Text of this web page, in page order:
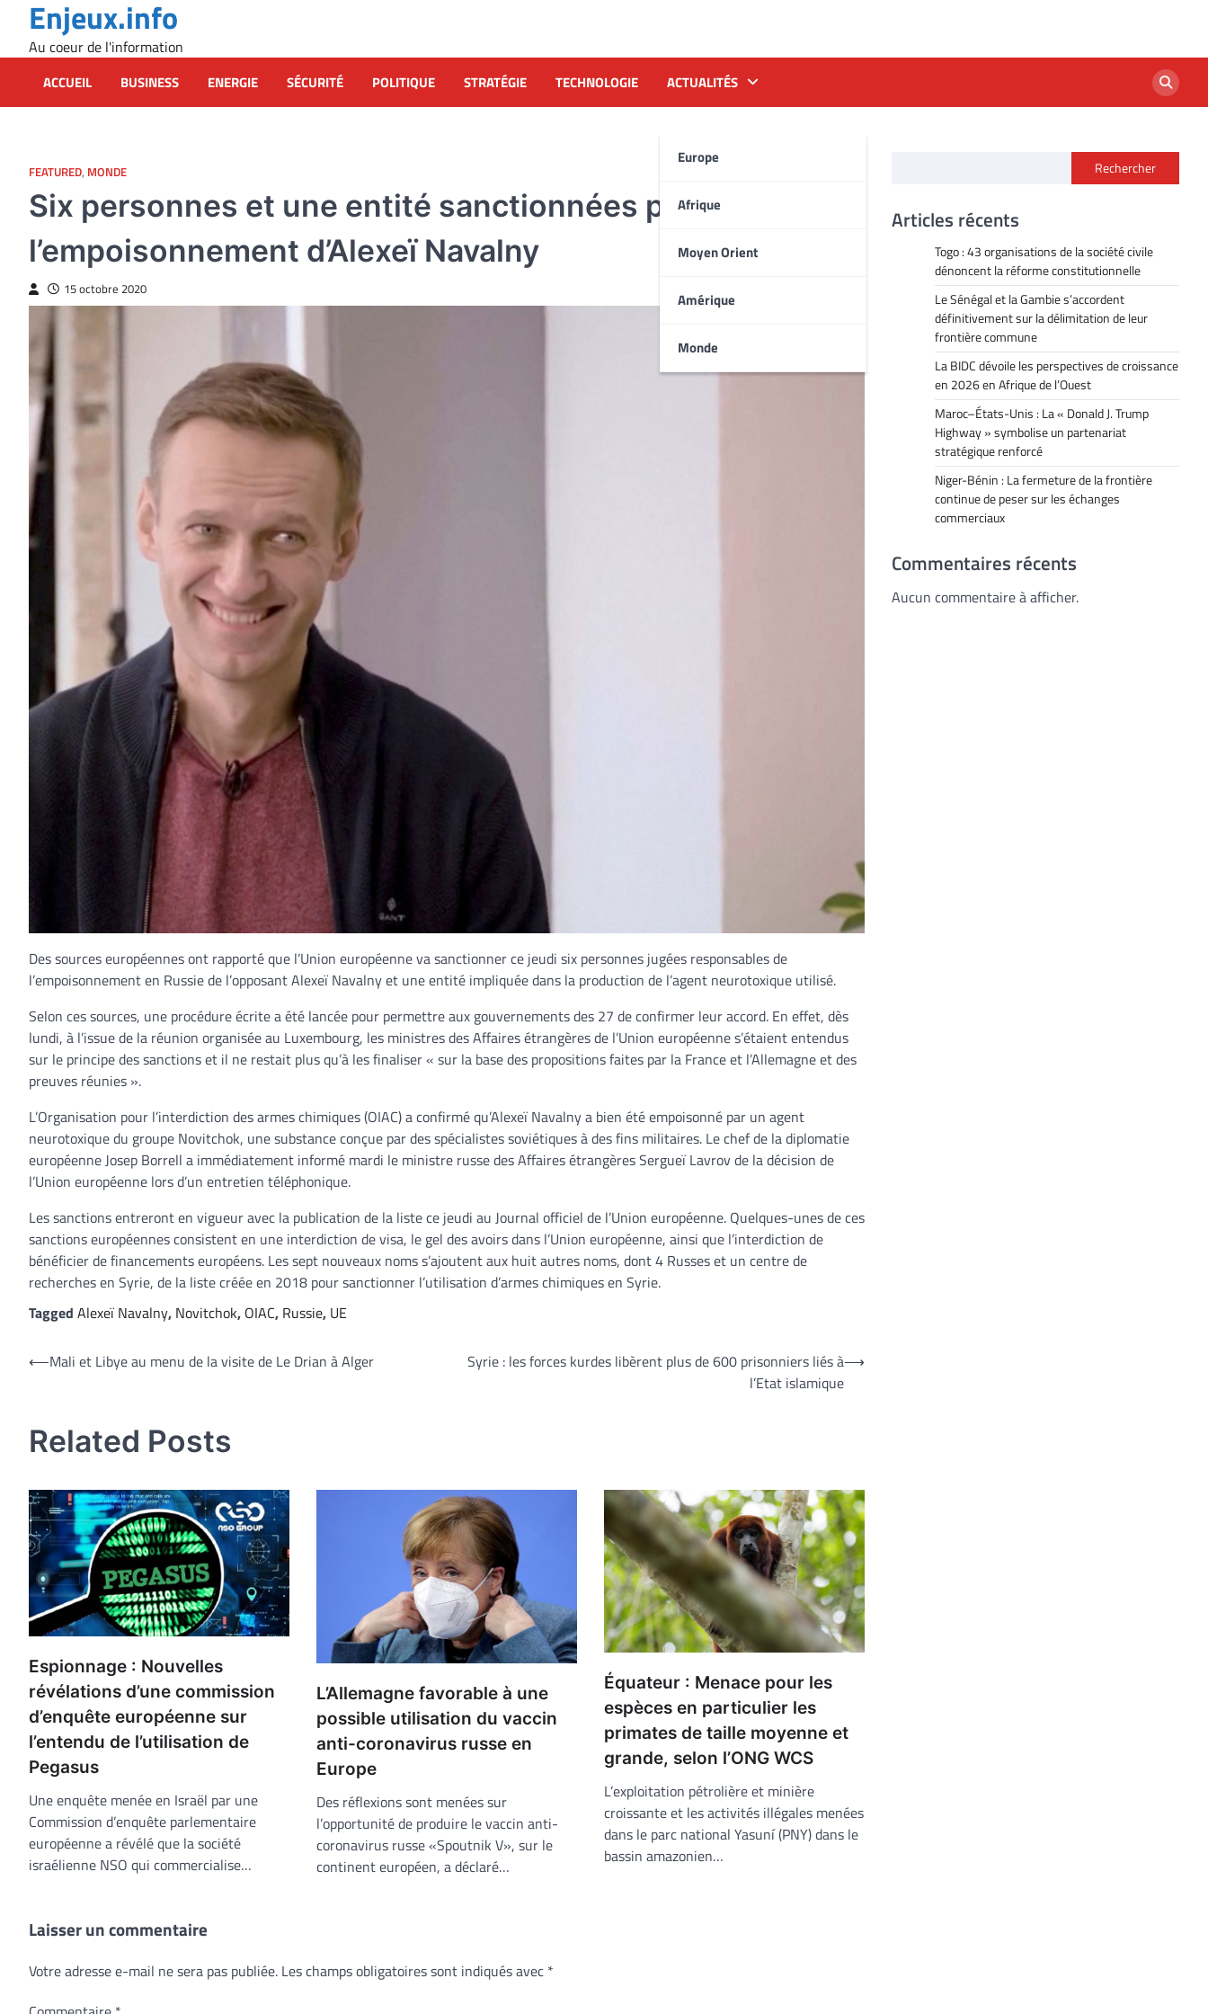
content
Enjeux.info
Au coeur de l'information
ACCUEIL BUSINESS ENERGIE SÉCURITÉ POLITIQUE STRATÉGIE TECHNOLOGIE ACTUALITÉS
Europe
Afrique
Moyen Orient
Amérique
Monde
FEATURED, MONDE
Six personnes et une entité sanctionnées par l’UE pour
l’empoisonnement d’Alexeï Navalny
15 octobre 2020
Des sources européennes ont rapporté que l’Union européenne va sanctionner ce jeudi six personnes jugées responsables de
l’empoisonnement en Russie de l’opposant Alexeï Navalny et une entité impliquée dans la production de l’agent neurotoxique utilisé.
Selon ces sources, une procédure écrite a été lancée pour permettre aux gouvernements des 27 de confirmer leur accord. En effet, dès
lundi, à l’issue de la réunion organisée au Luxembourg, les ministres des Affaires étrangères de l’Union européenne s’étaient entendus
sur le principe des sanctions et il ne restait plus qu’à les finaliser « sur la base des propositions faites par la France et l’Allemagne et des
preuves réunies ».
L’Organisation pour l’interdiction des armes chimiques (OIAC) a confirmé qu’Alexeï Navalny a bien été empoisonné par un agent
neurotoxique du groupe Novitchok, une substance conçue par des spécialistes soviétiques à des fins militaires. Le chef de la diplomatie
européenne Josep Borrell a immédiatement informé mardi le ministre russe des Affaires étrangères Sergueï Lavrov de la décision de
l’Union européenne lors d’un entretien téléphonique.
Les sanctions entreront en vigueur avec la publication de la liste ce jeudi au Journal officiel de l’Union européenne. Quelques-unes de ces
sanctions européennes consistent en une interdiction de visa, le gel des avoirs dans l’Union européenne, ainsi que l’interdiction de
bénéficier de financements européens. Les sept nouveaux noms s’ajoutent aux huit autres noms, dont 4 Russes et un centre de
recherches en Syrie, de la liste créée en 2018 pour sanctionner l’utilisation d’armes chimiques en Syrie.
Tagged Alexeï Navalny, Novitchok, OIAC, Russie, UE
Navigation
⟵Mali et Libye au menu de la visite de Le Drian à Alger
Syrie : les forces kurdes libèrent plus de 600 prisonniers liés à
l’Etat islamique
⟶
Related Posts
Espionnage : Nouvelles
révélations d’une commission
d’enquête européenne sur
l’entendu de l’utilisation de
Pegasus
Une enquête menée en Israël par une
Commission d’enquête parlementaire
européenne a révélé que la société
israélienne NSO qui commercialise…
L’Allemagne favorable à une
possible utilisation du vaccin
anti-coronavirus russe en
Europe
Des réflexions sont menées sur
l’opportunité de produire le vaccin anti-
coronavirus russe «Spoutnik V», sur le
continent européen, a déclaré…
Équateur : Menace pour les
espèces en particulier les
primates de taille moyenne et
grande, selon l’ONG WCS
L’exploitation pétrolière et minière
croissante et les activités illégales menées
dans le parc national Yasuní (PNY) dans le
bassin amazonien…
Laisser un commentaire
Votre adresse e-mail ne sera pas publiée. Les champs obligatoires sont indiqués avec *
Rechercher
Articles récents
Togo : 43 organisations de la société civile
dénoncent la réforme constitutionnelle
Le Sénégal et la Gambie s’accordent
définitivement sur la délimitation de leur
frontière commune
La BIDC dévoile les perspectives de croissance
en 2026 en Afrique de l’Ouest
Maroc–États-Unis : La « Donald J. Trump
Highway » symbolise un partenariat
stratégique renforcé
Niger-Bénin : La fermeture de la frontière
continue de peser sur les échanges
commerciaux
Commentaires récents
Aucun commentaire à afficher.